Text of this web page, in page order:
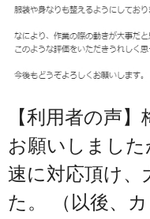
【利用者の声
お願いしまし
速に対応頂け、
た。 （以後、